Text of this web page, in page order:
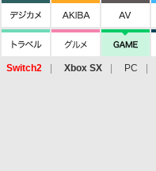
Switch2 Xbox SX PC